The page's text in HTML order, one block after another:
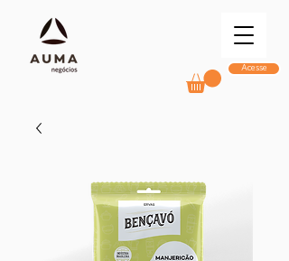
Acesse